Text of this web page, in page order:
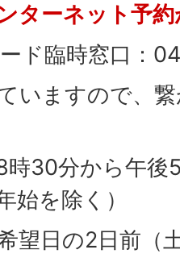
ターネット予
ド臨時窓口：
ていますので、
時30分から午後
始を除く）
望日の2日前（